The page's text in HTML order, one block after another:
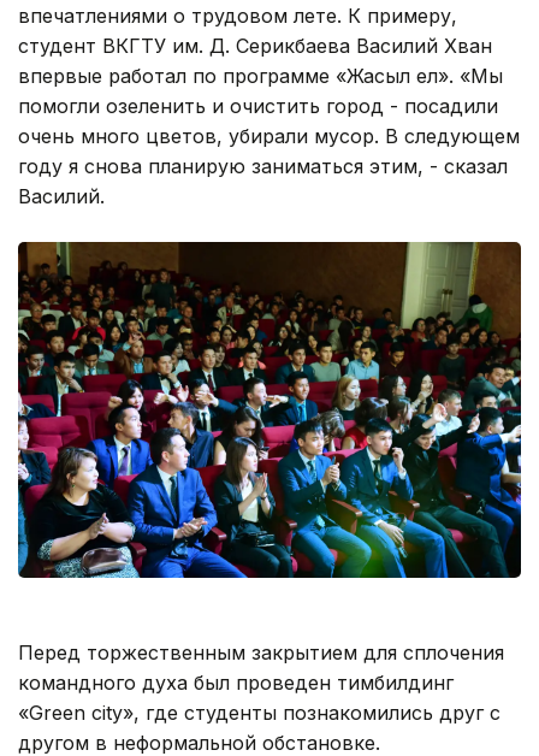
впечатлениями о трудовом лете. К примеру,
студент ВКГТУ им. Д. Серикбаева Василий Хван
впервые работал по программе «Жасыл ел». «Мы
помогли озеленить и очистить город - посадили
очень много цветов, убирали мусор. В следующем
году я снова планирую заниматься этим, - сказал
Василий.
Перед торжественным закрытием для сплочения
командного духа был проведен тимбилдинг
«Green city», где студенты познакомились друг с
другом в неформальной обстановке.